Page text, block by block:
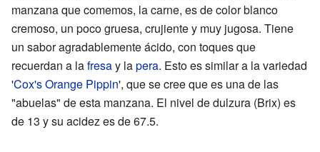
manzana que comemos, la carne, es de color blanco
cremoso, un poco gruesa, crujiente y muy jugosa. Tiene
un sabor agradablemente ácido, con toques que
recuerdan a lafresay lapera. Esto es similar a la variedad
'Cox's Orange Pippin', que se cree que es una de las
"abuelas" de esta manzana. El nivel de dulzura (Brix) es
de 13 y su acidez es de 67.5.